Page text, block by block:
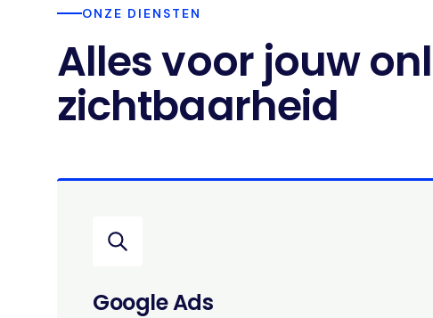
ONZE DIENSTEN
Alles voor jouw
zichtbaarheid
Google Ads